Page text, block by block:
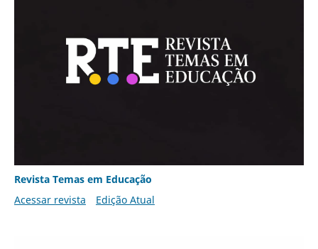
Revista Temas em Educação
Acessar revista
Edição Atual